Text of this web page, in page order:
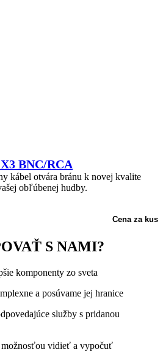
BNC/RCA
kábel otvára bránu k novej kvalite
obľúbenej hudby.
Cena za kus
S NAMI?
komponenty zo sveta
a posúvame jej hranice
služby s pridanou
možnosťou vidieť a vypočuť